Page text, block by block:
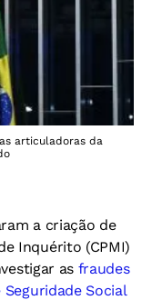
articuladoras da
a criação de
Inquérito (CPMI)
as fraudes
Social